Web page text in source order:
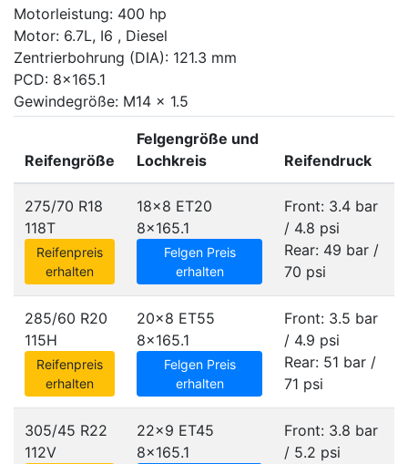
Motorleistung: 400 hp
Motor: 6.7L, I6 , Diesel
Zentrierbohrung (DIA): 121.3 mm
PCD: 8x165.1
Gewindegröße: M14 x 1.5
Reifengröße
Felgengröße und
Lochkreis
Reifendruck
275/70 R18
118T
Reifenpreis
erhalten
18x8 ET20
8x165.1
Felgen Preis
erhalten
Front: 3.4 bar
/ 4.8 psi
Rear: 49 bar /
70 psi
285/60 R20
115H
Reifenpreis
erhalten
20x8 ET55
8x165.1
Felgen Preis
erhalten
Front: 3.5 bar
/ 4.9 psi
Rear: 51 bar /
71 psi
305/45 R22
112V
22x9 ET45
8x165.1
Front: 3.8 bar
/ 5.2 psi